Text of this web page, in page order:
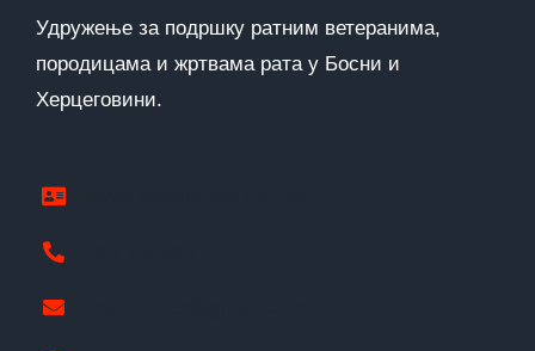
Удружење за подршку ратним ветеранима,
породицама и жртвама рата у Босни и
Херцеговини.